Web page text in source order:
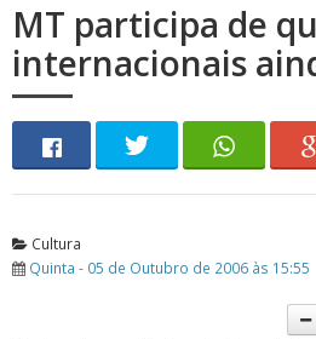
MT participa de
internacionais
Cultura
Quinta - 05 de Outubro de 2006 às 15:55